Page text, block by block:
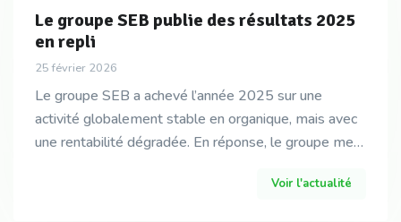
Le groupe SEB publie des résultats 2025
en repli
25 février 2026
Le groupe SEB a achevé l’année 2025 sur une
activité globalement stable en organique, mais avec
une rentabilité dégradée. En réponse, le groupe met
Voir l'actualité